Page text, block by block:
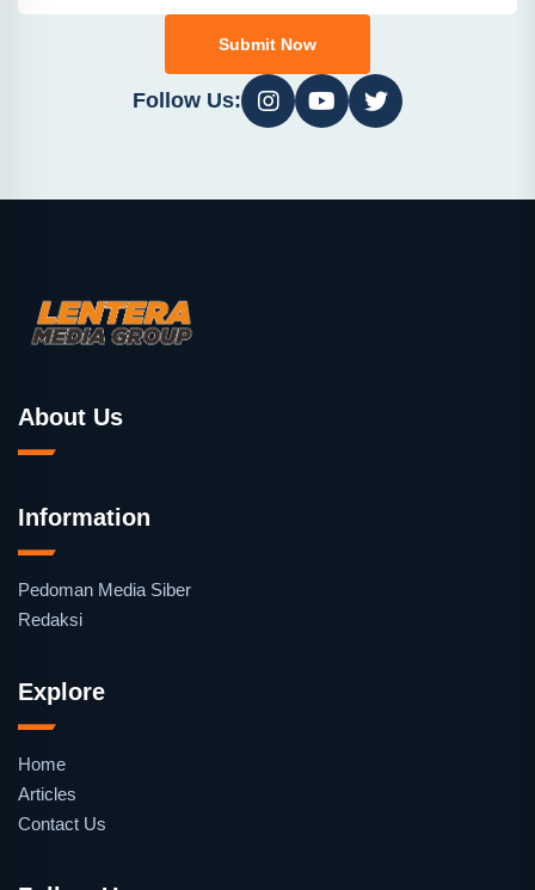
Submit Now
Follow Us:
About Us
Information
Pedoman Media Siber
Redaksi
Explore
Home
Articles
Contact Us